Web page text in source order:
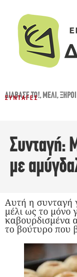
ΔΙΆΒΑΣΈ ΤΟ!,ΜΈΛΙ,
ΣΥΝΤΑΓΈΣ
Συνταγή:
με
Αυτή η συνταγή
μέλι ως το μόνο
καβουρδισμένα
το βούτυρο που